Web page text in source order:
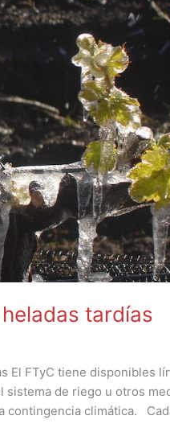
tardías
El FTyC tiene disponibles
de riego u otros
contingencia climática.